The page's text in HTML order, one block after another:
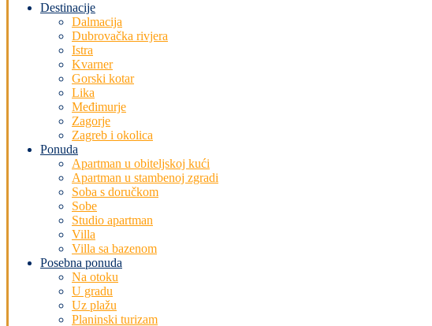
Destinacije
Dalmacija
Dubrovačka rivjera
Istra
Kvarner
Gorski kotar
Lika
Međimurje
Zagorje
Zagreb i okolica
Ponuda
Apartman u obiteljskoj kući
Apartman u stambenoj zgradi
Soba s doručkom
Sobe
Studio apartman
Villa
Villa sa bazenom
Posebna ponuda
Na otoku
U gradu
Uz plažu
Planinski turizam